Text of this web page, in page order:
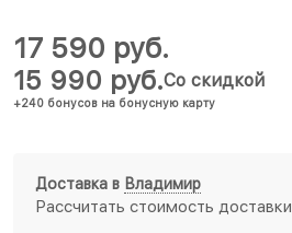
15 990 руб.
+240 бонусов на бонусную карту
Со скидкой
17 590 руб.
Доставка в Владимир
Рассчитать стоимость доставки